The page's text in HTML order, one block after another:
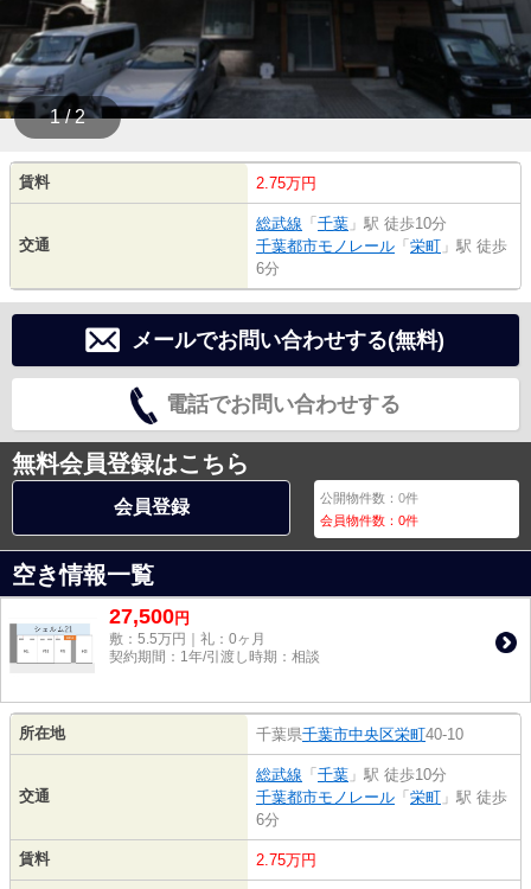
1 / 2
賃料 2.75万円
交通
総武線 「 千葉 」駅 徒歩10分
千葉都市モノレール 「 栄町 」駅 徒歩
6分
メールでお問い合わせする(無料)
電話でお問い合わせする
無料会員登録はこちら
会員登録 公開物件数：0件
会員物件数：0件
空き情報一覧
27,500円
敷：5.5万円｜礼：0ヶ月
契約期間：1年/引渡し時期：相談
所在地 千葉県千葉市中央区栄町40-10
交通
総武線 「 千葉 」駅 徒歩10分
千葉都市モノレール 「 栄町 」駅 徒歩
6分
賃料 2.75万円